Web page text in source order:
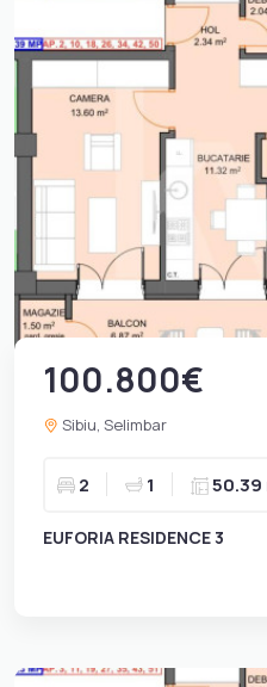
100.800€
Sibiu, Selimbar
2 1 50.39
EUFORIA RESIDENCE 3